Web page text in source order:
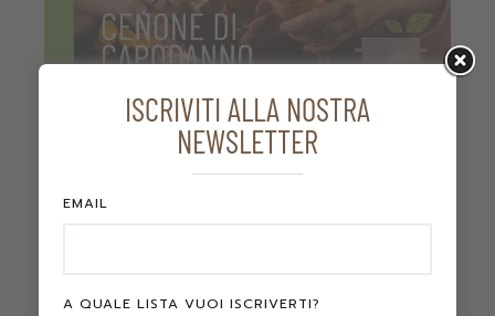
CENONE DI CAPODANNO
Casa Format
ISCRIVITI ALLA NOSTRA
NEWSLETTER
EMAIL
A QUALE LISTA VUOI ISCRIVERTI?